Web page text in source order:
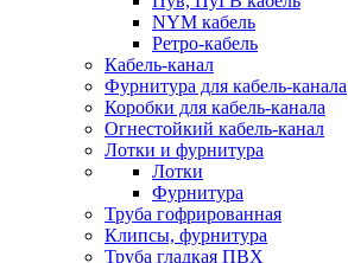
NYM кабель
Ретро-кабель
Кабель-канал
Фурнитура для кабель-канала
Коробки для кабель-канала
Огнестойкий кабель-канал
Лотки и фурнитура
Лотки
Фурнитура
Труба гофрированная
Клипсы, фурнитура
Труба гладкая ПВХ